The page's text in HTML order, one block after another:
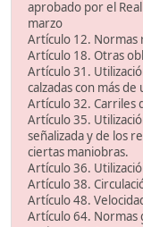
aprobado por el
marzo
Artículo 12. Normas
Artículo 18. Otras
Artículo 31.
calzadas con más
Artículo 32. Carriles
Artículo 35.
señalizada y de los
ciertas maniobras.
Artículo 36.
Artículo 38.
Artículo 48.
Artículo 64. Normas